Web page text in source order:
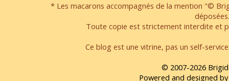
* Les macarons accompagnés de la mention "©
déposées.
Toute copie est strictement interdite et
Ce blog est une vitrine, pas un self-
© 2007-2026
Powered and designed